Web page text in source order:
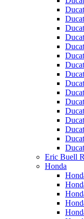
Eric Buell
Honda